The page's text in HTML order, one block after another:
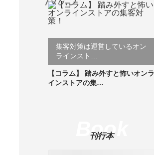
集客対策は運営しているオン
ラインスト…
【コラム】 踏み外すと怖いオンラ
インストアの集…
刊行本
Book